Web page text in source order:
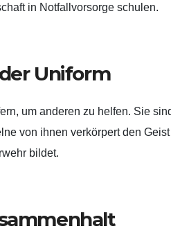
in Notfallvorsorge schulen.
Uniform
um anderen zu helfen. Sie
von ihnen verkörpert den
bildet.